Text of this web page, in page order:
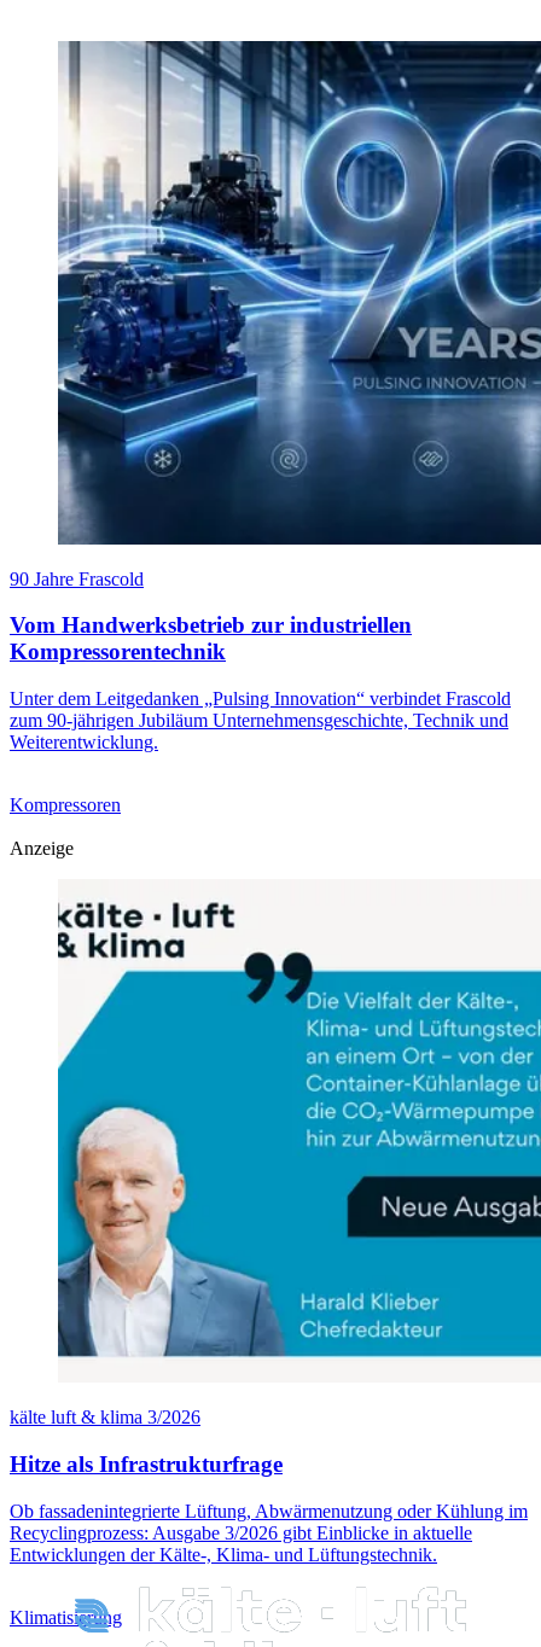
90 Jahre Frascold
Vom Handwerksbetrieb zur industriellen
Kompressorentechnik
Unter dem Leitgedanken „Pulsing Innovation“ verbindet Frascold
zum 90-jährigen Jubiläum Unternehmensgeschichte, Technik und
Weiterentwicklung.
Kompressoren
Anzeige
kälte luft & klima 3/2026
Hitze als Infrastrukturfrage
Ob fassadenintegrierte Lüftung, Abwärmenutzung oder Kühlung im
Recyclingprozess: Ausgabe 3/2026 gibt Einblicke in aktuelle
Entwicklungen der Kälte-, Klima- und Lüftungstechnik.
Klimatisierung